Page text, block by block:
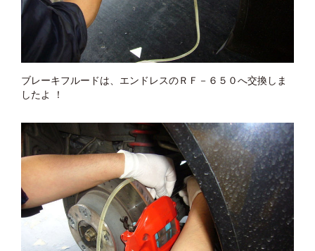
ブレーキフルードは、エンドレスのＲＦ－６５０へ交換しま
したよ ！